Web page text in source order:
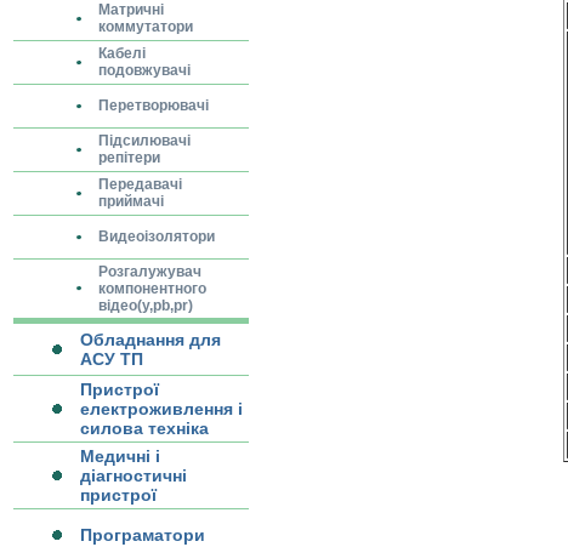
Матричні
коммутатори
Кабелі
подовжувачі
Перетворювачі
Підсилювачі
репітери
Передавачі
приймачі
Видеоізолятори
Розгалужувач
компонентного
відео(y,pb,pr)
Обладнання для
АСУ ТП
Пристрої
електроживлення і
силова техніка
Медичні і
діагностичні
пристрої
Програматори